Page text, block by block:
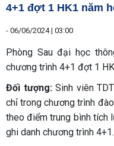
4+1 đợt 1 HK1 năm
- 06/06/2024 | 03:00
Phòng Sau đại học
chương trình 4+1 đợt 1
Đối tượng:Sinh viên
chỉ trong chương trình
theo điểm trung bình tích
ghi danh chương trình 4+1.